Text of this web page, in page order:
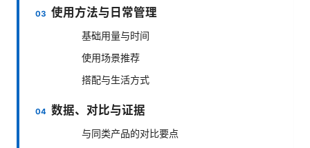
使用方法与日常管理
基础用量与时间
使用场景推荐
搭配与生活方式
数据、对比与证据
与同类产品的对比要点